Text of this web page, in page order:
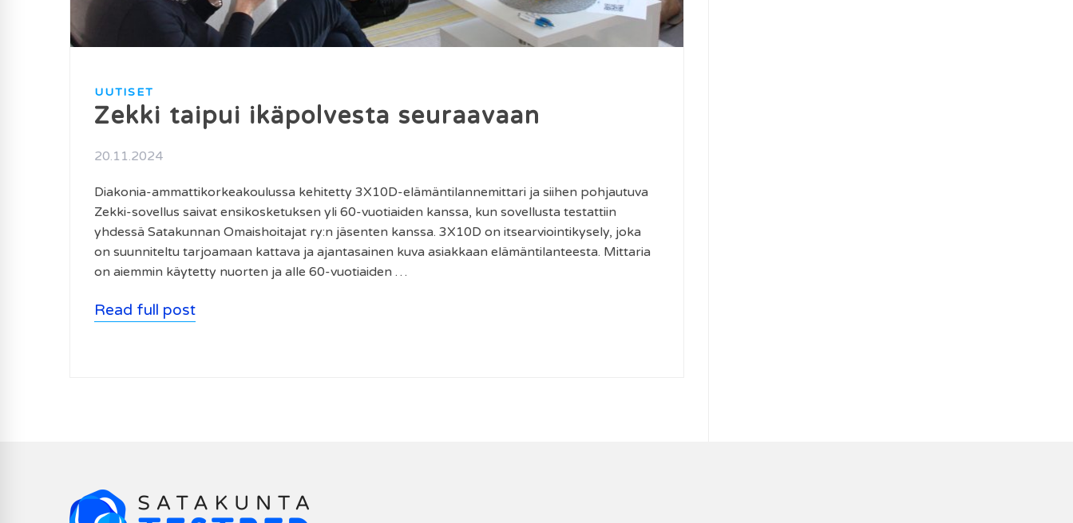
UUTISET
Zekki taipui ikäpolvesta seuraavaan
20.11.2024
Diakonia-ammattikorkeakoulussa kehitetty 3X10D-elämäntilannemittari ja siihen pohjautuva
Zekki-sovellus saivat ensikosketuksen yli 60-vuotiaiden kanssa, kun sovellusta testattiin
yhdessä Satakunnan Omaishoitajat ry:n jäsenten kanssa. 3X10D on itsearviointikysely, joka
on suunniteltu tarjoamaan kattava ja ajantasainen kuva asiakkaan elämäntilanteesta. Mittaria
on aiemmin käytetty nuorten ja alle 60-vuotiaiden …
Read full post